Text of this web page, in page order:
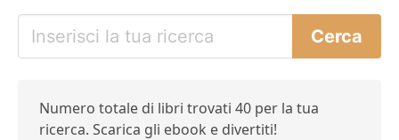
Numero totale di libri trovati 40 per la tua
ricerca. Scarica gli ebook e divertiti!